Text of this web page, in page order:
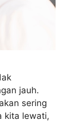
jauh.
sering
kita lewati,